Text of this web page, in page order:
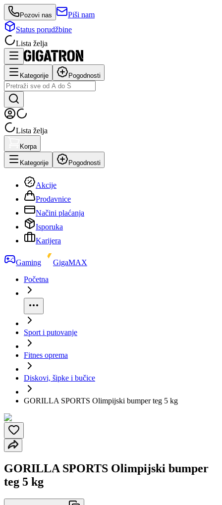
Pozovi nas
Piši nam
Status porudžbine
Lista želja
Kategorije Pogodnosti
Lista želja
Korpa
Kategorije Pogodnosti
Akcije
Prodavnice
Načini plaćanja
Isporuka
Karijera
Gaming
GigaMAX
Početna
Sport i putovanje
Fitnes oprema
Diskovi, šipke i bučice
GORILLA SPORTS Olimpijski bumper teg 5 kg
GORILLA SPORTS Olimpijski bumper
teg 5 kg